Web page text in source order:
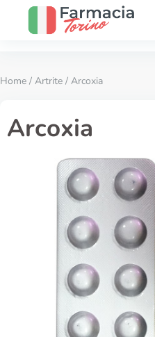
Home / Artrite / Arcoxia
Arcoxia